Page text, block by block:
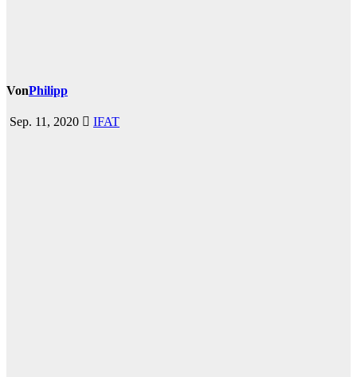
VonPhilipp
Sep. 11, 2020 IFAT